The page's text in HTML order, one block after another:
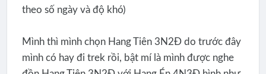
theo số ngày và độ khó)
Mình thì mình chọn Hang Tiên 3N2Đ do trước đây
mình có hay đi trek rồi, bật mí là mình được nghe